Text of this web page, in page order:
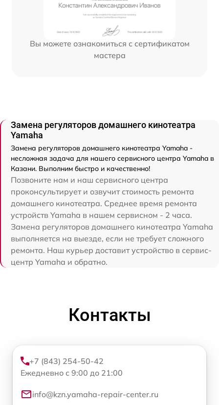
Вы можете ознакомиться с сертификатом
мастера
Замена регуляторов домашнего кинотеатра
Yamaha
Замена регуляторов домашнего кинотеатра Yamaha -
несложная задача для нашего сервисного центра Yamaha в
Казани. Выполним быстро и качественно!
Позвоните нам и наш сервисного центра
проконсультирует и озвучит стоимость ремонта
домашнего кинотеатра. Среднее время ремонта
устройств Yamaha в нашем сервисном - 2 часа.
Замена регуляторов домашнего кинотеатра Yamaha
выполняется на выезде, если не требует сложного
ремонта. Наш курьер доставит устройство в сервис-
центр Yamaha и обратно.
Контакты
+7 (843) 254-50-42
Ежедневно с 9:00 до 21:00
info@kzn.yamaha-repair-center.ru